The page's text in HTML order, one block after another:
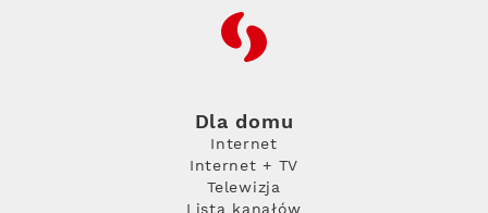
RFC
Dla domu
Internet
Internet + TV
Telewizja